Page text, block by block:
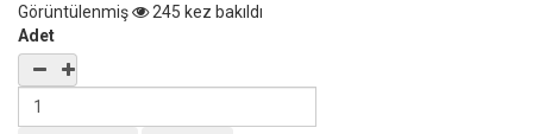
Görüntülenmiş
245 kez bakıldı
Adet